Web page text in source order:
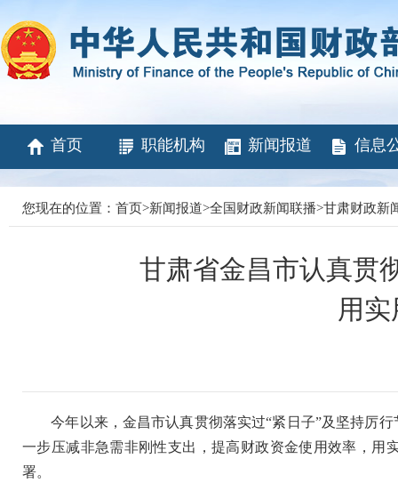
首页 职能机构 新闻报道 信息
您现在的位置： 首页>新闻报道>全国财政新闻联播>甘肃财政新
甘肃省金昌市认真贯
用
今年以来，金昌市认真贯彻落实过“紧日子”及坚持厉行
一步压减非急需非刚性支出，提高财政资金使用效率，用
署。